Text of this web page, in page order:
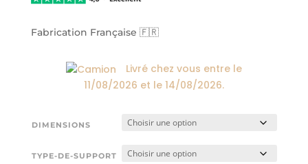
Fabrication Française 🇫🇷
Livré chez vous entre le
11/08/2026 et le 14/08/2026.
DIMENSIONS
TYPE-DE-SUPPORT